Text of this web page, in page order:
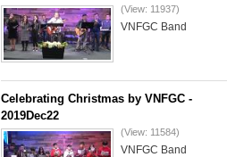
(View: 11937)
VNFGC Band
Celebrating Christmas by VNFGC -
2019Dec22
(View: 11584)
VNFGC Band